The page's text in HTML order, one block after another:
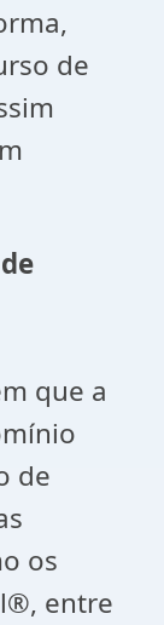
de
que a
de
os
entre